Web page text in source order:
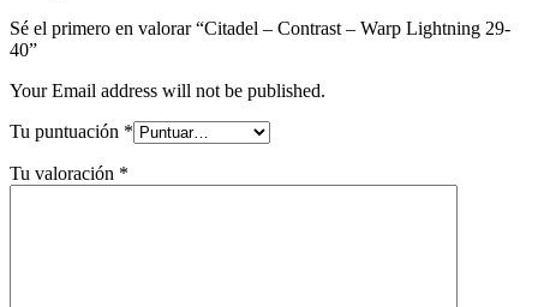
Sé el primero en valorar “Citadel – Contrast – Warp Lightning 29-
40”
Your Email address will not be published.
Tu puntuación *
Tu valoración *